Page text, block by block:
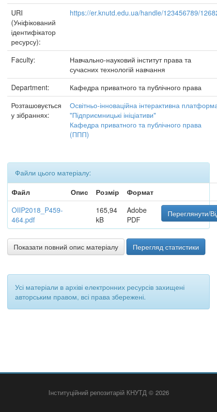
URI
(Уніфікований
ідентифікатор
ресурсу):
https://er.knutd.edu.ua/handle/123456789/
Faculty:
Навчально-науковий інститут права та
сучасних технологій навчання
Department:
Кафедра приватного та публічного права
Розташовується
у зібраннях:
Освітньо-інноваційна інтерактивна
"Підприємницькі ініціативи"
Кафедра приватного та публічного права
(ППП)
Файли цього матеріалу:
Файл
Опис Розмір
Формат
OIIP2018_P459-
464.pdf
165,94
kB
Adobe
PDF
Переглянути/
Показати повний опис матеріалу Перегляд статистики
Усі матеріали в архіві електронних ресурсів захищені
авторським правом, всі права збережені.
Інституційний репозитарій КНУТД © 2026